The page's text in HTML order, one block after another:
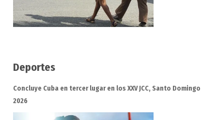
Deportes
Concluye Cuba en tercer lugar en los XXV JCC, Santo Domingo
2026